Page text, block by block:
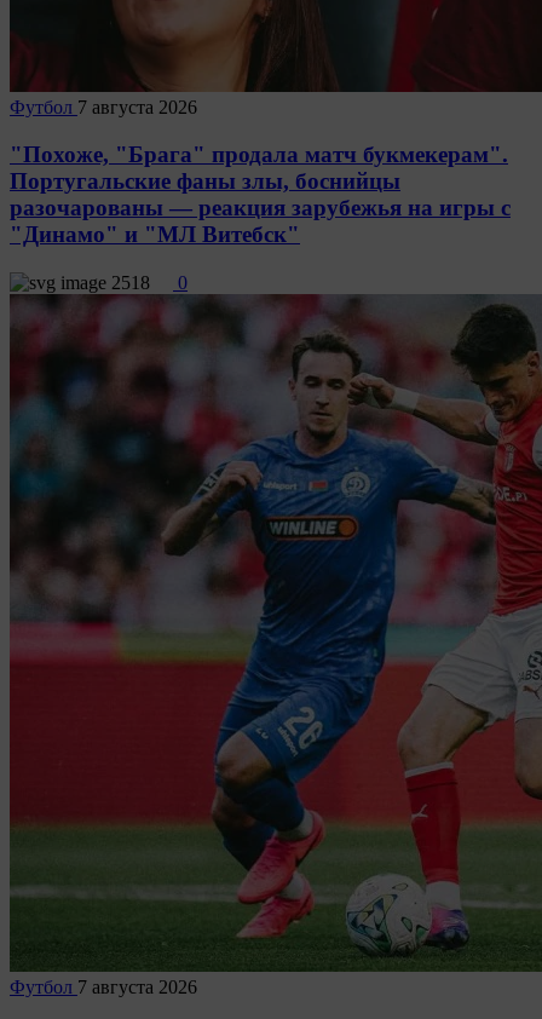
Футбол 7 августа 2026
"Похоже, "Брага" продала матч букмекерам".
Португальские фаны злы, боснийцы
разочарованы — реакция зарубежья на игры с
"Динамо" и "МЛ Витебск"
2518 0
Футбол 7 августа 2026